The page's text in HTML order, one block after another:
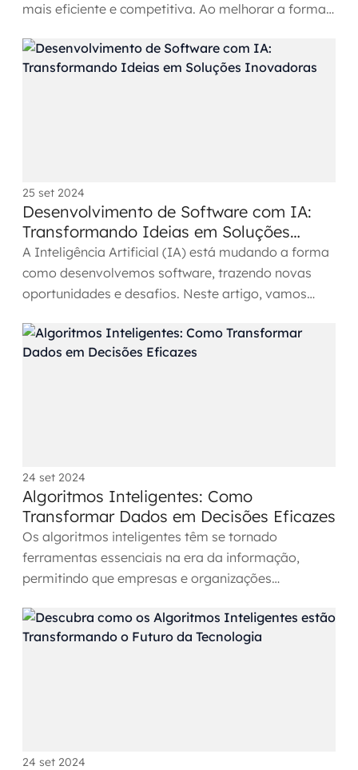
Transformação digital
UX / UI design
Monitoramento 24x7
Suporte a banco de dados
FinOps
Gestão de infraestrutura
MSS
Consultoria de segurança
Simulação de Phishing
Segurança de aplicações e Cloud
mais eficiente e competitiva. Ao melhorar a forma
25 set 2024
Desenvolvimento de Software com IA:
Transformando Ideias em Soluções
Inovadoras
A Inteligência Artificial (IA) está mudando a forma
como desenvolvemos software, trazendo novas
oportunidades e desafios. Neste artigo, vamos
24 set 2024
Algoritmos Inteligentes: Como
Transformar Dados em Decisões Eficazes
Os algoritmos inteligentes têm se tornado
ferramentas essenciais na era da informação,
permitindo que empresas e organizações
24 set 2024